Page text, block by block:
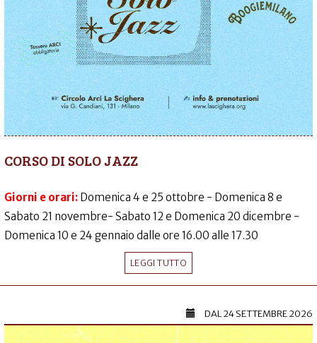
CORSO DI SOLO JAZZ
Giorni e orari: Domenica 4 e 25 ottobre - Domenica 8 e
Sabato 21 novembre- Sabato 12 e Domenica 20 dicembre -
Domenica 10 e 24 gennaio dalle ore 16.00 alle 17.30
LEGGI TUTTO
DAL24 SETTEMBRE 2026